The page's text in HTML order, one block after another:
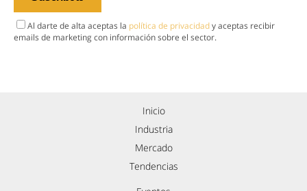
Al darte de alta aceptas la política de privacidady aceptas recibir
emails de marketing con información sobre el sector.
Inicio
Industria
Mercado
Tendencias